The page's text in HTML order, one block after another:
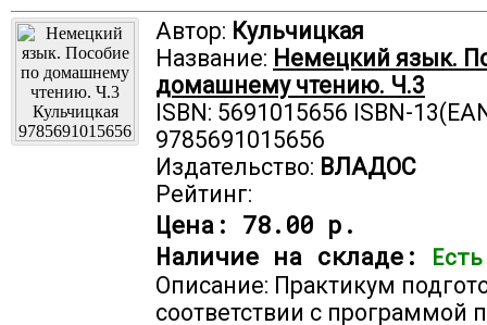
Автор: Кульчицкая
Название: Немецкий язык.
домашнему чтению. Ч.3
ISBN: 5691015656 ISBN-
9785691015656
Издательство: ВЛАДОС
Рейтинг:
Цена: 78.00 р.
Наличие на складе:
Описание: Практикум
соответствии с программой